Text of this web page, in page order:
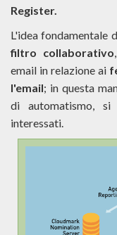
Register.
L'idea fondamentale
filtro collaborativo
email in relazione ai
l'email; in questa
di automatismo,
interessati.